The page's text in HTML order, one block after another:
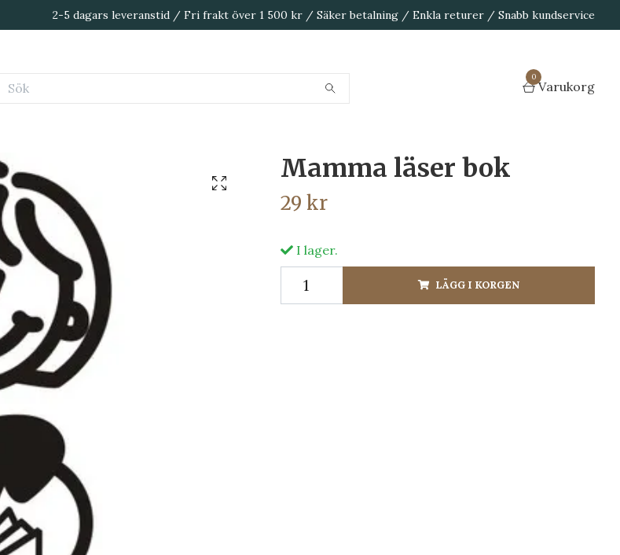
2-5 dagars leveranstid / Fri frakt över 1 500 kr / Säker betalning / Enkla returer / Snabb kundservice
0
Varukorg
Mamma läser bok
29 kr
I lager.
LÄGG I KORGEN